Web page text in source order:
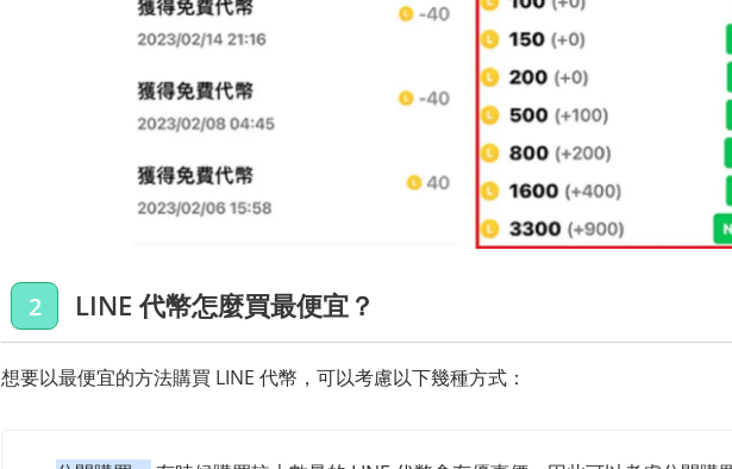
2 LINE 代幣怎麼買最便宜？
想要以最便宜的方法購買 LINE 代幣，可以考慮以下幾種方式：